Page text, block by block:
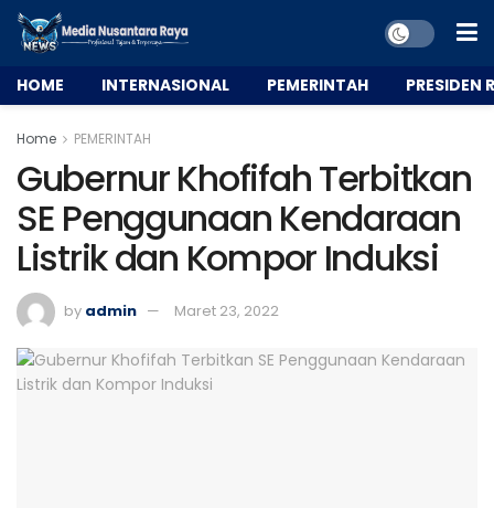
HOME INTERNASIONAL PEMERINTAH PRESIDEN
Home PEMERINTAH
Gubernur Khofifah Terbitkan
SE Penggunaan Kendaraan
Listrik dan Kompor Induksi
by admin Maret 23, 2022